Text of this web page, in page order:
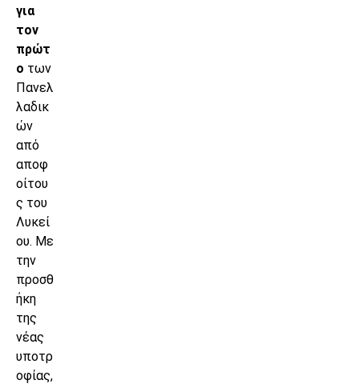
για
τον
πρώτ
ο των
Πανελ
λαδικ
ών
από
αποφ
οίτου
ς του
Λυκεί
ου. Με
την
προσθ
ήκη
της
νέας
υποτρ
οφίας,